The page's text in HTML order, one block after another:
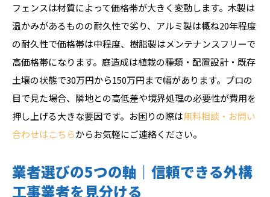
フェンスは材質によって価格帯が大きく変動します。木製は
温かみがあるものの耐久性で劣り、アルミ製は概ね20年程度
の耐久性で価格帯は中程度、樹脂製はメンテナンスフリーで
高価格帯になります。庭造成は植栽の種類・配置設計・既存
土壌の状態で30万円から150万円まで幅があります。プロの
目で見た場合、隣地との高低差や境界処理の必要性が費用を
押し上げる大きな要因です。お困りの際は無料相談・お問い
合わせはこちらからお気軽にご連絡ください。
業者選びの5つの軸｜信頼できる外構
工事業者を見分ける